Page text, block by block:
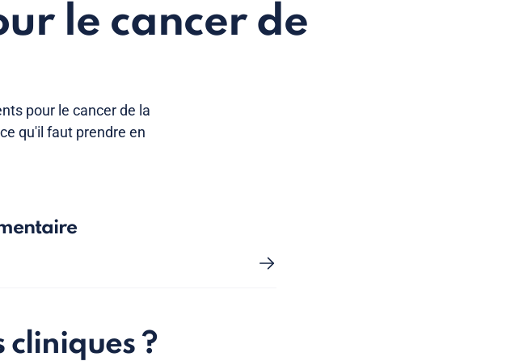
le cancer de
pour le cancer de la
qu'il faut prendre en
cliniques ?